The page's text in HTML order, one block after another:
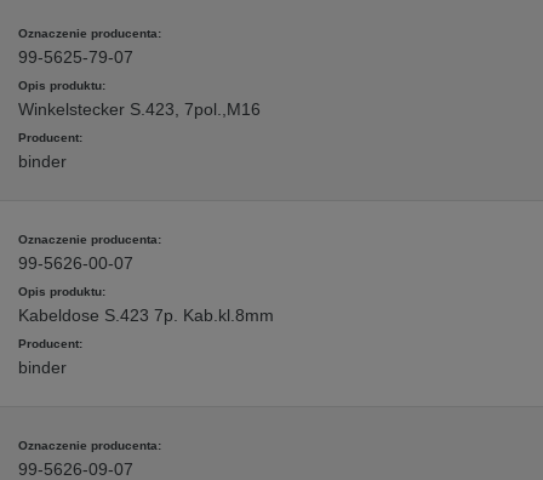
99-5625-79-07
Winkelstecker S.423, 7pol.,M16
binder
99-5626-00-07
Kabeldose S.423 7p. Kab.kl.8mm
binder
99-5626-09-07